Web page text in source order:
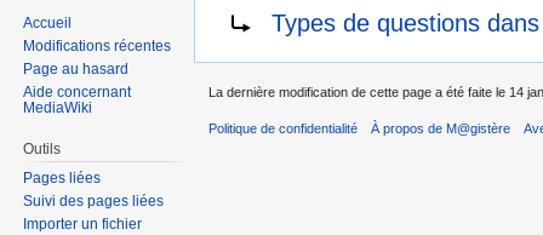
la
navigation
la
recherche
Types de questions
Accueil
Modifications récentes
Page au hasard
Aide concernant
MediaWiki
Outils
Pages liées
Suivi des pages liées
Importer un fichier
La dernière modification de cette page a été faite le 14
Politique de confidentialité À propos de M@gistère